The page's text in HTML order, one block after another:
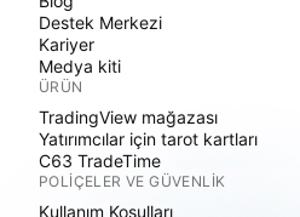
Destek Merkezi
Kariyer
Medya kiti
ÜRÜN
TradingView mağazası
Yatırımcılar için tarot kartları
C63 TradeTime
POLIÇELER VE GÜVENLIK
Kullanım Koşulları